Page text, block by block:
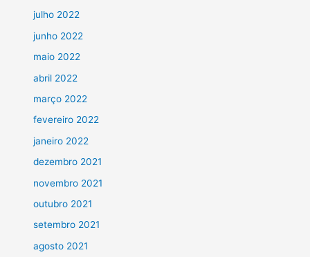
julho 2022
junho 2022
maio 2022
abril 2022
março 2022
fevereiro 2022
janeiro 2022
dezembro 2021
novembro 2021
outubro 2021
setembro 2021
agosto 2021